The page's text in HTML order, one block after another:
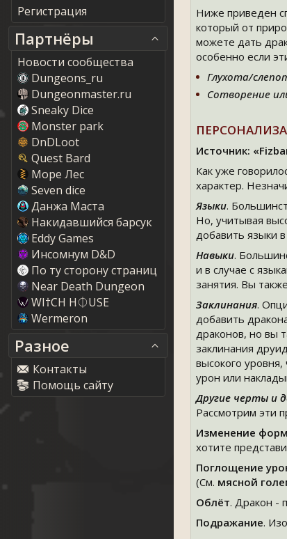
Регистрация
Партнёры
Новости сообщества
Dungeons_ru
Dungeonmaster.ru
Sneaky Dice
Monster park
DnDLoot
Quest Bard
Море Лес
Seven dice
Данжа Маста
Накидавшийся барсук
Eddy Game
Инсомнум D&D
По ту сторону страниц
Near Death Dungeon
WI†CH H⏀USE
Wermeron
Разное
Контакты
Помощь сайту
Ниже приведен
который от
можете дать
особенно если
Глухота/
Сотворение
Источник:
Как уже
характер.
Языки.
Но, учитывая
добавить языки в
Навыки.
и в случае с
занятия. Вы
Заклинания.
добавить
драконов, но вы
заклинания
высокого
урон или
Другие черты и
Рассмотрим эти
Изменение
хотите
Поглощение
(См. мясной
Облёт. Дракон -
Подражание.